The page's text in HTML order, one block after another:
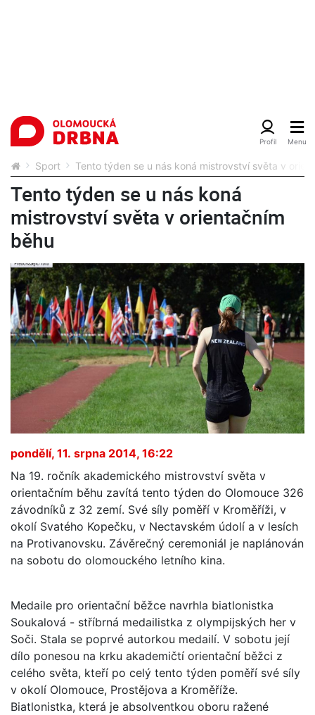
Sport Tento týden se u nás koná mistrovství světa v
Tento týden se u nás koná
mistrovství světa v orientačním
běhu
pondělí, 11. srpna 2014, 16:22
Na 19. ročník akademického mistrovství světa v
orientačním běhu zavítá tento týden do Olomouce 326
závodníků z 32 zemí. Své síly poměří v Kroměříži, v
okolí Svatého Kopečku, v Nectavském údolí a v lesích
na Protivanovsku. Závěrečný ceremoniál je naplánován
na sobotu do olomouckého letního kina.
Medaile pro orientační běžce navrhla biatlonistka
Soukalová - stříbrná medailistka z olympijských her v
Soči. Stala se poprvé autorkou medailí. V sobotu její
dílo ponesou na krku akademičtí orientační běžci z
celého světa, kteří po celý tento týden poměří své síly
v okolí Olomouce, Prostějova a Kroměříže.
Biatlonistka, která je absolventkou oboru ražené